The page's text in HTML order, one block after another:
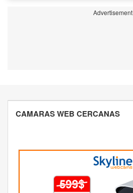
Advertisement
CAMARAS WEB CERCANAS